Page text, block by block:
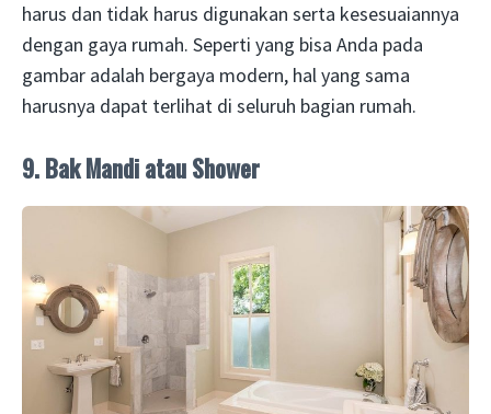
harus dan tidak harus digunakan serta kesesuaiannya
dengan gaya rumah. Seperti yang bisa Anda pada
gambar adalah bergaya modern, hal yang sama
harusnya dapat terlihat di seluruh bagian rumah.
9. Bak Mandi atau Shower